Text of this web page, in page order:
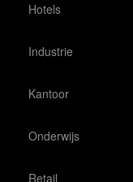
Hotels
Industrie
Kantoor
Onderwijs
Retail